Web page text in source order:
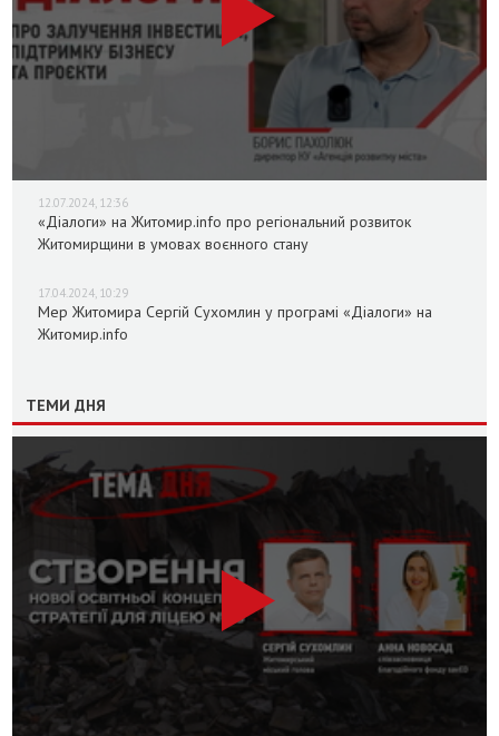
12.07.2024, 12:36
«Діалоги» на Житомир.info про регіональний розвиток
Житомирщини в умовах воєнного стану
17.04.2024, 10:29
Мер Житомира Сергій Сухомлин у програмі «Діалоги» на
Житомир.info
ТЕМИ ДНЯ